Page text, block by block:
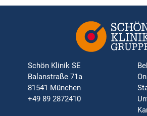
Schön Klinik SE
Balanstraße 71a
81541 München
+49 89 2872410